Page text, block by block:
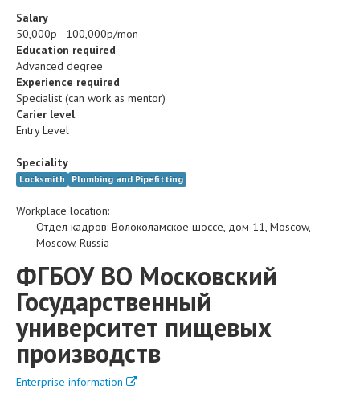
Salary
50,000р - 100,000р/mon
Education required
Advanced degree
Experience required
Specialist (can work as mentor)
Carier level
Entry Level
Speciality
Locksmith Plumbing and Pipefitting
Workplace location:
Отдел кадров: Волоколамское шоссе, дом 11, Moscow,
Moscow, Russia
ФГБОУ ВО Московский
Государственный
университет пищевых
производств
Enterprise information